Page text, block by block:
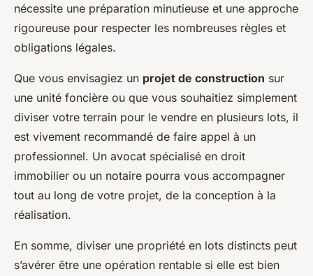
nécessite une préparation minutieuse et une approche
rigoureuse pour respecter les nombreuses règles et
obligations légales.
Que vous envisagiez un projet de construction sur
une unité foncière ou que vous souhaitiez simplement
diviser votre terrain pour le vendre en plusieurs lots, il
est vivement recommandé de faire appel à un
professionnel. Un avocat spécialisé en droit
immobilier ou un notaire pourra vous accompagner
tout au long de votre projet, de la conception à la
réalisation.
En somme, diviser une propriété en lots distincts peut
s’avérer être une opération rentable si elle est bien